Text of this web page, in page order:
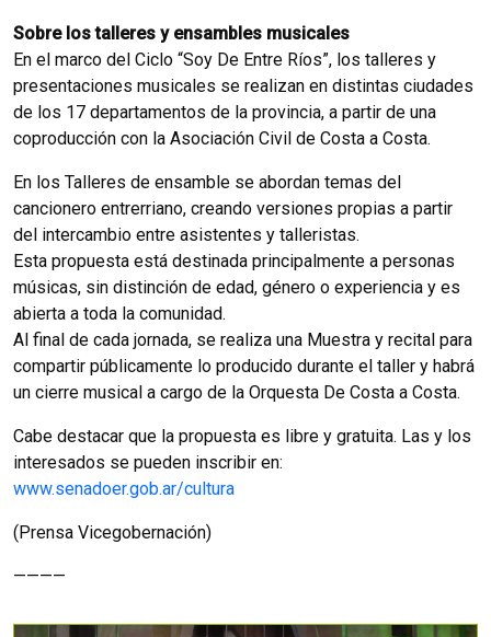
Sobre los talleres y ensambles musicales
En el marco del Ciclo “Soy De Entre Ríos”, los talleres y
presentaciones musicales se realizan en distintas ciudades
de los 17 departamentos de la provincia, a partir de una
coproducción con la Asociación Civil de Costa a Costa.
En los Talleres de ensamble se abordan temas del
cancionero entrerriano, creando versiones propias a partir
del intercambio entre asistentes y talleristas.
Esta propuesta está destinada principalmente a personas
músicas, sin distinción de edad, género o experiencia y es
abierta a toda la comunidad.
Al final de cada jornada, se realiza una Muestra y recital para
compartir públicamente lo producido durante el taller y habrá
un cierre musical a cargo de la Orquesta De Costa a Costa.
Cabe destacar que la propuesta es libre y gratuita. Las y los
interesados se pueden inscribir en:
www.senadoer.gob.ar/cultura
(Prensa Vicegobernación)
————